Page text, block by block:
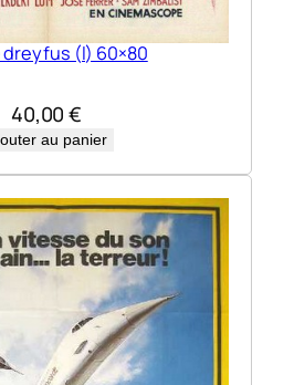
(l) 60×80
40,00€
au panier